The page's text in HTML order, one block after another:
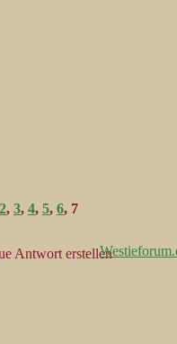
2, 3, 4, 5, 6, 7